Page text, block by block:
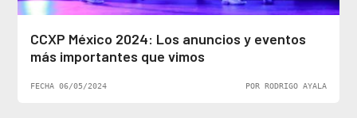
CCXP México 2024: Los anuncios y eventos
más importantes que vimos
FECHA 06/05/2024 POR RODRIGO AYALA